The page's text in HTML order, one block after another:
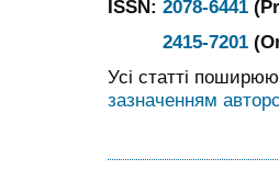
ISSN: 2078-6441
2415-7201
Усі статті
зазначенням